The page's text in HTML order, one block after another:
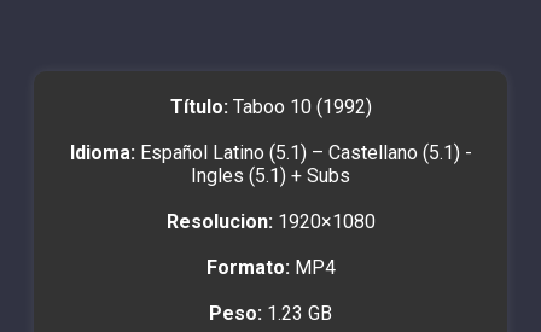
Título: Taboo 10 (1992)
Idioma: Español Latino (5.1) – Castellano (5.1) -
Ingles (5.1) + Subs
Resolucion: 1920×1080
Formato: MP4
Peso: 1.23 GB